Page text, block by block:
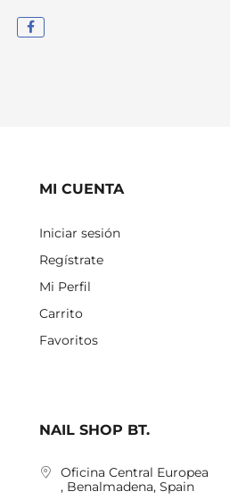
MI CUENTA
Iniciar sesión
Regístrate
Mi Perfil
Carrito
Favoritos
NAIL SHOP BT.
Oficina Central Europea
, Benalmadena, Spain